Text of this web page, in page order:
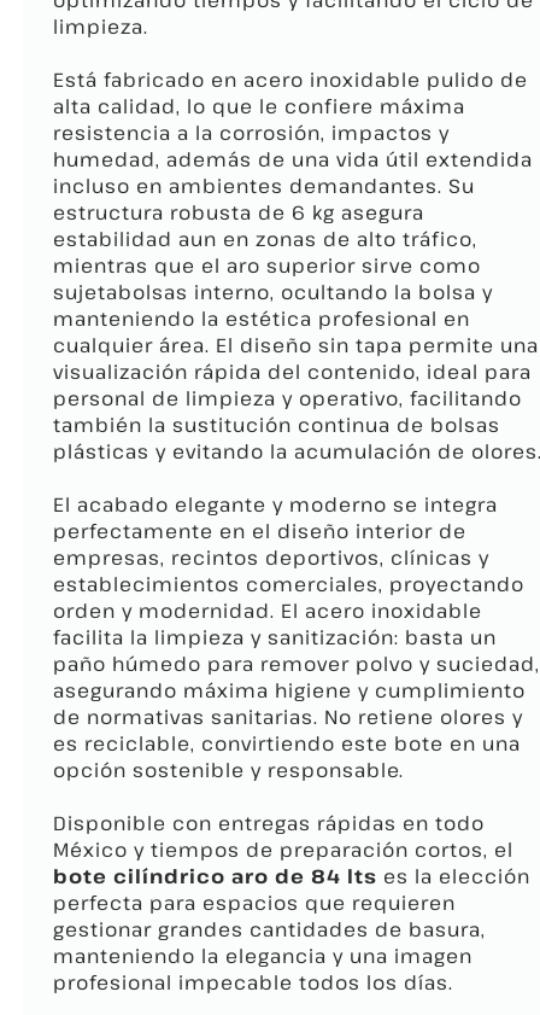
limpieza.
Está fabricado en acero inoxidable pulido de
alta calidad, lo que le confiere máxima
resistencia a la corrosión, impactos y
humedad, además de una vida útil extendida
incluso en ambientes demandantes. Su
estructura robusta de 6 kg asegura
estabilidad aun en zonas de alto tráfico,
mientras que el aro superior sirve como
sujetabolsas interno, ocultando la bolsa y
manteniendo la estética profesional en
cualquier área. El diseño sin tapa permite una
visualización rápida del contenido, ideal para
personal de limpieza y operativo, facilitando
también la sustitución continua de bolsas
plásticas y evitando la acumulación de
El acabado elegante y moderno se integra
perfectamente en el diseño interior de
empresas, recintos deportivos, clínicas y
establecimientos comerciales, proyectando
orden y modernidad. El acero inoxidable
facilita la limpieza y sanitización: basta un
paño húmedo para remover polvo y suciedad,
asegurando máxima higiene y cumplimiento
de normativas sanitarias. No retiene olores y
es reciclable, convirtiendo este bote en una
opción sostenible y responsable.
Disponible con entregas rápidas en todo
México y tiempos de preparación cortos, el
bote cilíndrico aro de 84 lts es la elección
perfecta para espacios que requieren
gestionar grandes cantidades de basura,
manteniendo la elegancia y una imagen
profesional impecable todos los días.